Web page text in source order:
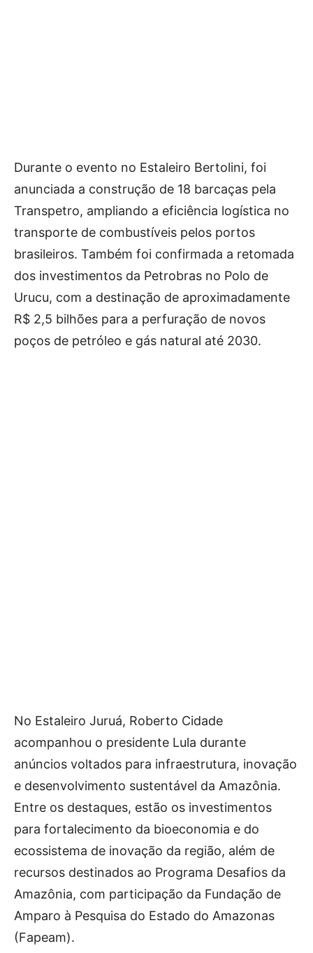
Durante o evento no Estaleiro Bertolini, foi
anunciada a construção de 18 barcaças pela
Transpetro, ampliando a eficiência logística no
transporte de combustíveis pelos portos
brasileiros. Também foi confirmada a retomada
dos investimentos da Petrobras no Polo de
Urucu, com a destinação de aproximadamente
R$ 2,5 bilhões para a perfuração de novos
poços de petróleo e gás natural até 2030.
No Estaleiro Juruá, Roberto Cidade
acompanhou o presidente Lula durante
anúncios voltados para infraestrutura, inovação
e desenvolvimento sustentável da Amazônia.
Entre os destaques, estão os investimentos
para fortalecimento da bioeconomia e do
ecossistema de inovação da região, além de
recursos destinados ao Programa Desafios da
Amazônia, com participação da Fundação de
Amparo à Pesquisa do Estado do Amazonas
(Fapeam).